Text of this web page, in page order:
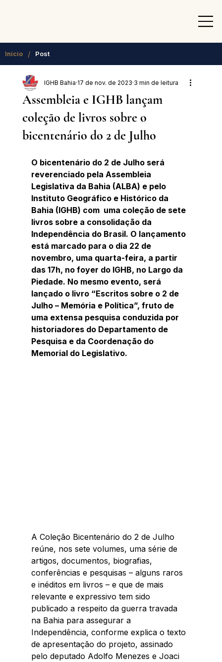
Início / Post
Assembleia e IGHB lançam
coleção de livros sobre o
bicentenário do 2 de Julho
IGHB Bahia 17 de nov. de 2023 3 min de leitura
O bicentenário do 2 de Julho será
reverenciado pela Assembleia
Legislativa da Bahia (ALBA) e pelo
Instituto Geográfico e Histórico da
Bahia (IGHB) com  uma coleção de sete
livros sobre a consolidação da
Independência do Brasil. O lançamento
está marcado para o dia 22 de
novembro, uma quarta-feira, a partir
das 17h, no foyer do IGHB, no Largo da
Piedade. No mesmo evento, será
lançado o livro “Escritos sobre o 2 de
Julho – Memória e Política”, fruto de
uma extensa pesquisa conduzida por
historiadores do Departamento de
Pesquisa e da Coordenação do
Memorial do Legislativo.
A Coleção Bicentenário do 2 de Julho
reúne, nos sete volumes, uma série de
artigos, documentos, biografias,
conferências e pesquisas – alguns raros
e inéditos em livros – e que de mais
relevante e expressivo tem sido
publicado a respeito da guerra travada
na Bahia para assegurar a
Independência, conforme explica o texto
de apresentação do projeto, assinado
pelo deputado Adolfo Menezes e Joaci